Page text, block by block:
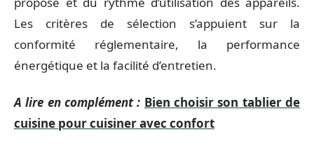
Les critères de sélection s’appuient sur la
conformité réglementaire, la performance
énergétique et la facilité d’entretien.
A lire en complément : Bien choisir son tablier de
cuisine pour cuisiner avec confort